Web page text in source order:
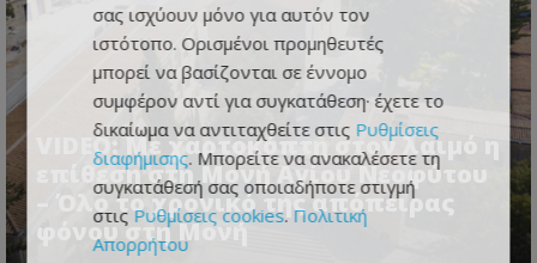
VIDEO: Με χαρτοκόπτη στον λαιμό η
επίθεση στη Μονή Αγίου Νεοφύτου
– Όλο το χρονικό της απόπειρας
φόνου στη Μονή
σας ισχύουν μόνο για αυτόν τον
ιστότοπο. Ορισμένοι προμηθευτές
μπορεί να βασίζονται σε έννομο
συμφέρον αντί για συγκατάθεση· έχετε το
δικαίωμα να αντιταχθείτε στις Ρυθμίσεις
διαφήμισης. Μπορείτε να ανακαλέσετε τη
συγκατάθεσή σας οποιαδήποτε στιγμή
στις Ρυθμίσεις cookies. Πολιτική
Απορρήτου